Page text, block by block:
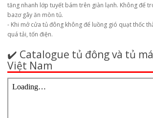
tăng nhanh lớp tuyết bám trên giàn lạnh. Không để
bazơ gây ăn mòn tủ.
- Khi mở cửa tủ đông không để luồng gió quạt thốc
quá tải, tốn điện.
✔️ Catalogue tủ đông và tủ
Việt Nam